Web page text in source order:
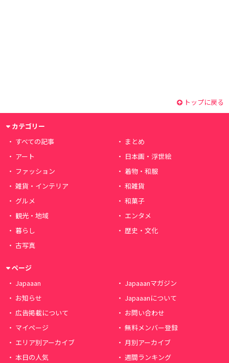
トップに戻る
カテゴリー
すべての記事
まとめ
アート
日本画・浮世絵
ファッション
着物・和服
雑貨・インテリア
和雑貨
グルメ
和菓子
観光・地域
エンタメ
暮らし
歴史・文化
古写真
ページ
Japaaan
Japaaanマガジン
お知らせ
Japaaanについて
広告掲載について
お問い合わせ
マイページ
無料メンバー登録
エリア別アーカイブ
月別アーカイブ
本日の人気
週間ランキング